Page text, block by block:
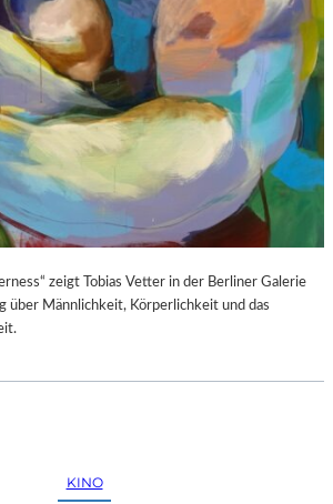
zeigt Tobias Vetter in der Berliner Galerie
über Männlichkeit, Körperlichkeit und das
KINO